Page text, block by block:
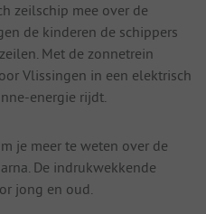
zeilschip mee over de
de kinderen de schippers
Met de zonnetrein
Vlissingen in een elektrisch
energie rijdt.
je meer te weten over de
De indrukwekkende
jong en oud.